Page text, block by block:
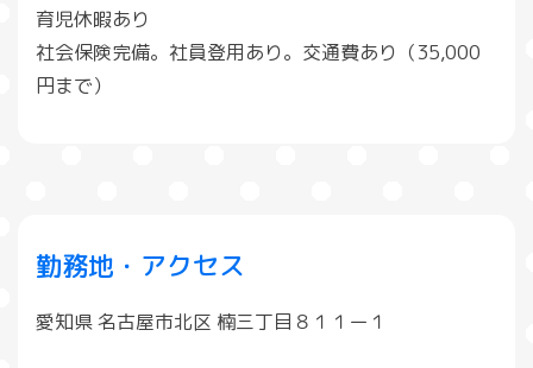
育児休暇あり
社会保険完備。社員登用あり。交通費あり（35,000
円まで）
勤務地・アクセス
愛知県 名古屋市北区 楠三丁目８１１ー１